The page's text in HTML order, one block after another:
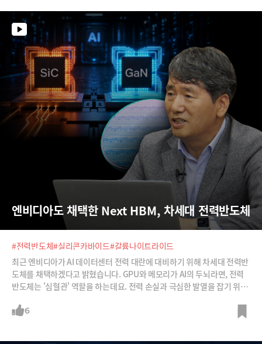
다.
엔비디아도 채택한 Next HBM, 차세대 전력반도체
#전력반도체#실리콘카바이드#갈륨나이트라이드
최근 엔비디아가 AI 데이터센터 전력 대란에 대비하기 위해 차세대 전력반
도체를 채택하겠다고 밝혔습니다. GPU와 메모리가 AI의 두뇌라면, 전력
반도체는 '심혈관' 역할을 하는데요. 전력 손실과 극심한 발열을 잡기 위해
트라이드(GaN)로 전환하겠다는 것입니다.이런 전력반도체 시장에서 선
6